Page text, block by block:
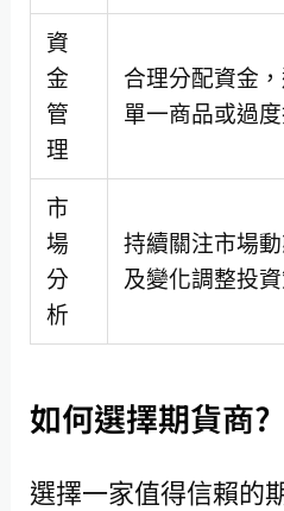
資
金
管
理
合理分配資金
單一商品或過度
市
場
分
析
持續關注市場
及變化調整投資
如何選擇期貨商?
選擇一家值得信賴的